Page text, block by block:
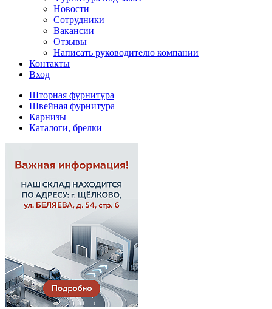
Новости
Сотрудники
Вакансии
Отзывы
Написать руководителю компании
Контакты
Вход
Шторная фурнитура
Швейная фурнитура
Карнизы
Каталоги, брелки